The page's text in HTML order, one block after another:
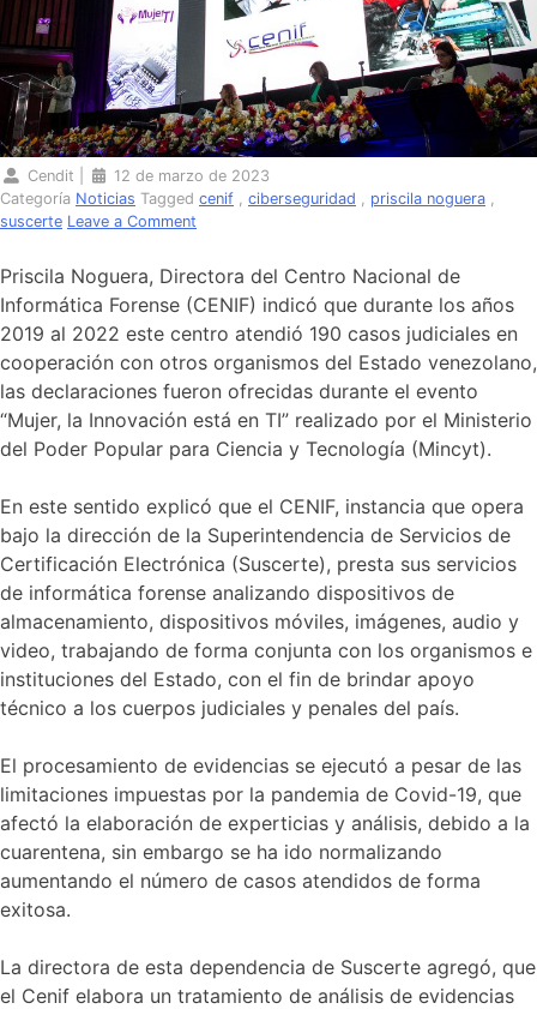
Cendit
12 de marzo de 2023
Categoría Noticias Tagged cenif ciberseguridad priscila noguera
suscerte Leave a Comment
de
Informática
Forense
atendió
casos
judiciales
entre
2022
Priscila Noguera, Directora del Centro Nacional de
Informática Forense (CENIF) indicó que durante los años
2019 al 2022 este centro atendió 190 casos judiciales en
cooperación con otros organismos del Estado venezolano,
las declaraciones fueron ofrecidas durante el evento
“Mujer, la Innovación está en TI” realizado por el Ministerio
del Poder Popular para Ciencia y Tecnología (Mincyt).
En este sentido explicó que el CENIF, instancia que opera
bajo la dirección de la Superintendencia de Servicios de
Certificación Electrónica (Suscerte), presta sus servicios
de informática forense analizando dispositivos de
almacenamiento, dispositivos móviles, imágenes, audio y
video, trabajando de forma conjunta con los organismos e
instituciones del Estado, con el fin de brindar apoyo
técnico a los cuerpos judiciales y penales del país.
El procesamiento de evidencias se ejecutó a pesar de las
limitaciones impuestas por la pandemia de Covid-19, que
afectó la elaboración de experticias y análisis, debido a la
cuarentena, sin embargo se ha ido normalizando
aumentando el número de casos atendidos de forma
exitosa.
La directora de esta dependencia de Suscerte agregó, que
el Cenif elabora un tratamiento de análisis de evidencias